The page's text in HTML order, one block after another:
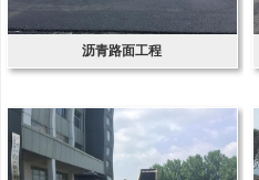
沥青路面工程